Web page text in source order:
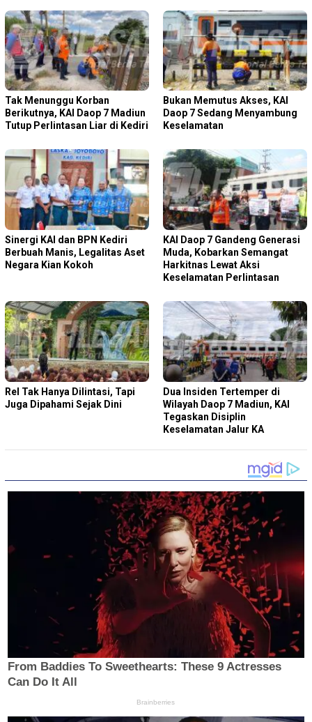
Tak Menunggu Korban
Berikutnya, KAI Daop 7 Madiun
Tutup Perlintasan Liar di Kediri
Bukan Memutus Akses, KAI
Daop 7 Sedang Menyambung
Keselamatan
Sinergi KAI dan BPN Kediri
Berbuah Manis, Legalitas Aset
Negara Kian Kokoh
KAI Daop 7 Gandeng Generasi
Muda, Kobarkan Semangat
Harkitnas Lewat Aksi
Keselamatan Perlintasan
Rel Tak Hanya Dilintasi, Tapi
Juga Dipahami Sejak Dini
Dua Insiden Tertemper di
Wilayah Daop 7 Madiun, KAI
Tegaskan Disiplin
Keselamatan Jalur KA